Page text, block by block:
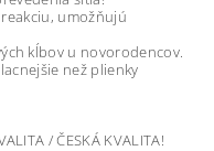
umožňujú
kĺbov u novorodencov.
než plienky
/ ČESKÁ KVALITA!